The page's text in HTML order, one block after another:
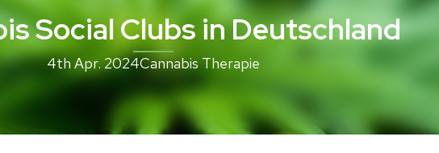
Social Clubs in Deutschland
4th Apr. 2024Cannabis Therapie